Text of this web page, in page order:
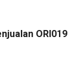
ORI019